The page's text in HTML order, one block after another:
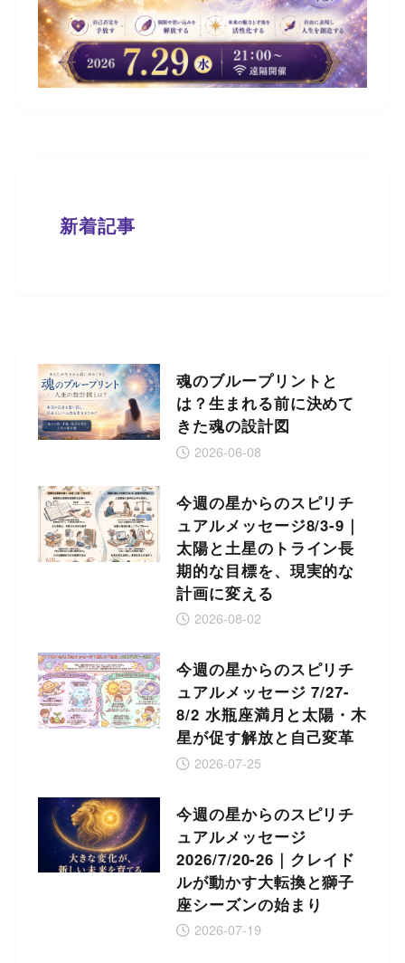
新着記事
魂のブループリントと
は？生まれる前に決めて
きた魂の設計図
2026-06-08
今週の星からのスピリチ
ュアルメッセージ8/3-9｜
太陽と土星のトライン長
期的な目標を、現実的な
計画に変える
2026-08-02
今週の星からのスピリチ
ュアルメッセージ 7/27-
8/2 水瓶座満月と太陽・木
星が促す解放と自己変革
2026-07-25
今週の星からのスピリチ
ュアルメッセージ
2026/7/20-26｜クレイド
ルが動かす大転換と獅子
座シーズンの始まり
2026-07-19